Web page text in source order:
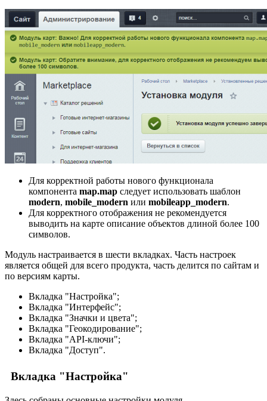
Для корректной работы нового функционала
компонента map.map следует использовать шаблон
modern, mobile_modern или mobileapp_modern.
Для корректного отображения не рекомендуется
выводить на карте описание объектов длиной более 100
символов.
Модуль настраивается в шести вкладках. Часть настроек
является общей для всего продукта, часть делится по сайтам и
по версиям карты.
Вкладка "Настройка";
Вкладка "Интерфейс";
Вкладка "Значки и цвета";
Вкладка "Геокодирование";
Вкладка "API-ключи";
Вкладка "Доступ".
Вкладка "Настройка"